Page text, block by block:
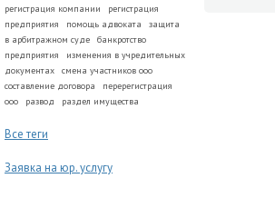
регистрация компании
регистрация
предприятия
помощь адвоката
защита
в арбитражном суде
банкротство
предприятия
изменения в учредительных
документах
смена участников ооо
составление договора
перерегистрация
ооо
развод раздел имущества
Все теги
Заявка на юр. услугу